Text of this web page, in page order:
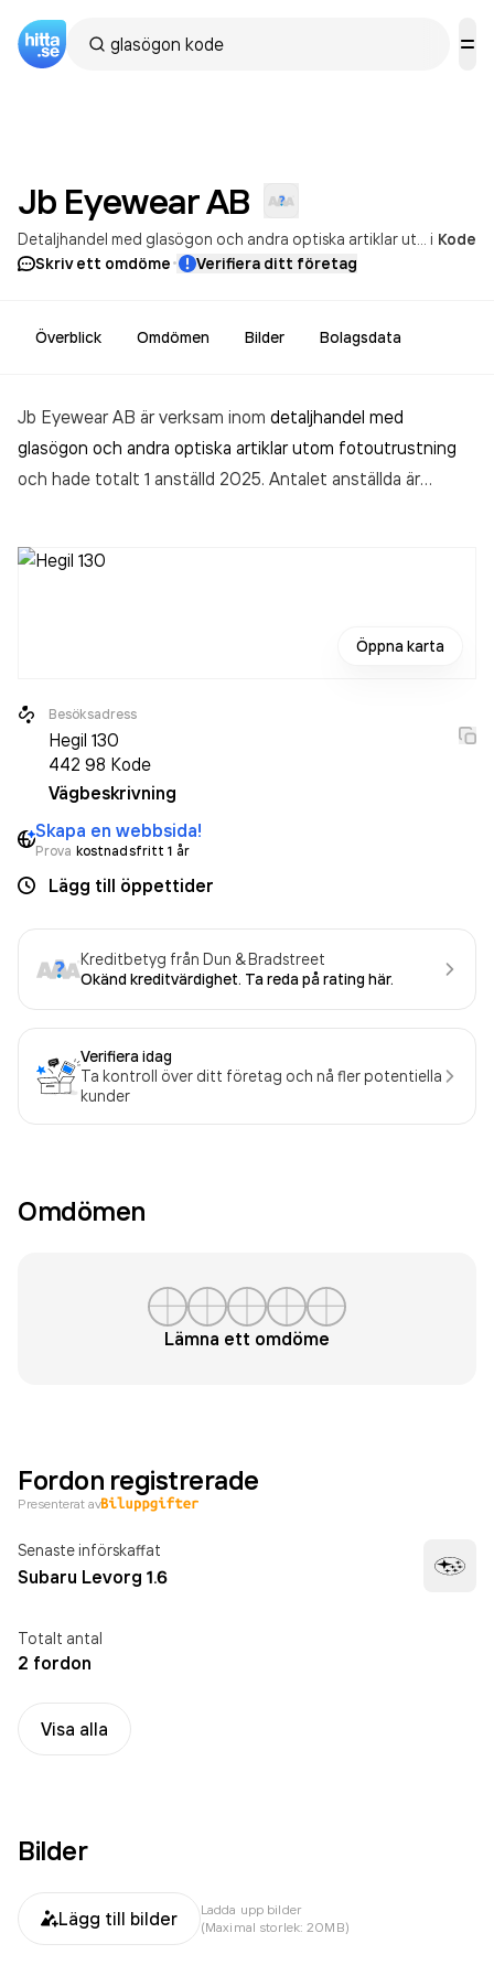
Jb EyewearAB
i Kode
Skriv ett omdöme· Verifiera ditt företag
Överblick Omdömen Bilder Bolagsdata
Jb Eyewear AB är verksam inom detaljhandel med
glasögon och andra optiska artiklar utom fotoutrustning
och hade totalt 1 anställd 2025. Antalet anställda är
2 686 000,00 kr
Öppna karta
Besöksadress
Hegil 130
442 98 Kode
Vägbeskrivning
Skapa en webbsida!
Prova kostnadsfritt 1 år
Lägg till öppettider
Kreditbetyg från Dun & Bradstreet
Okänd kreditvärdighet. Ta reda på rating här.
Verifiera idag
Ta kontroll över ditt företag och nå fler potentiella
kunder
Omdömen
Lämna ett omdöme
Fordon registrerade
Presenterat av
Senaste införskaffat
Subaru Levorg 1.6
Totalt antal
2 fordon
Visa alla
Bilder
Lägg till bilder
Ladda upp bilder
(Maximal storlek: 20MB)